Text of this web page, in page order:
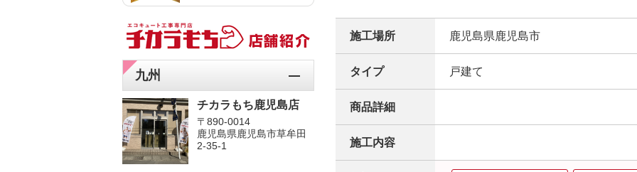
施工場所 鹿児島県鹿児島市
タイプ 戸建て
商品詳細
施工内容
九州
チカラもち鹿児島店
〒890-0014
鹿児島県鹿児島市草牟田
2-35-1